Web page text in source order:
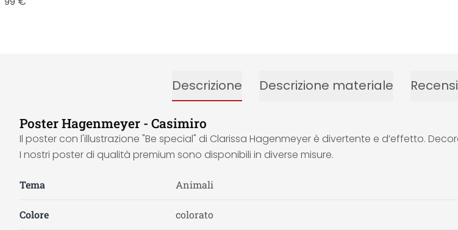
Descrizione Descrizione materiale
Poster Hagenmeyer - Casimiro
Il poster con l'illustrazione "Be special" di Clarissa Hagenmeyer è divertente e d’effetto.
I nostri poster di qualità premium sono disponibili in diverse misure.
Tema Animali
Colore colorato